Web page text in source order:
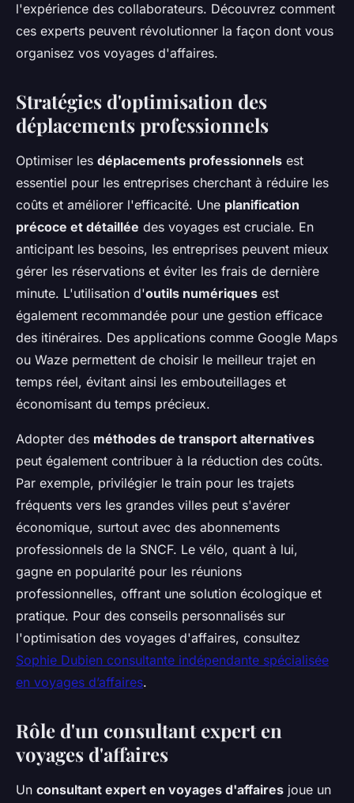
l'expérience des collaborateurs. Découvrez comment
ces experts peuvent révolutionner la façon dont vous
organisez vos voyages d'affaires.
Stratégies d'optimisation des
déplacements professionnels
Optimiser les déplacements professionnels est
essentiel pour les entreprises cherchant à réduire les
coûts et améliorer l'efficacité. Une planification
précoce et détaillée des voyages est cruciale. En
anticipant les besoins, les entreprises peuvent mieux
gérer les réservations et éviter les frais de dernière
minute. L'utilisation d'outils numériques est
également recommandée pour une gestion efficace
des itinéraires. Des applications comme Google Maps
ou Waze permettent de choisir le meilleur trajet en
temps réel, évitant ainsi les embouteillages et
économisant du temps précieux.
Adopter des méthodes de transport alternatives
peut également contribuer à la réduction des coûts.
Par exemple, privilégier le train pour les trajets
fréquents vers les grandes villes peut s'avérer
économique, surtout avec des abonnements
professionnels de la SNCF. Le vélo, quant à lui,
gagne en popularité pour les réunions
professionnelles, offrant une solution écologique et
pratique. Pour des conseils personnalisés sur
l'optimisation des voyages d'affaires, consultez
Sophie Dubien consultante indépendante spécialisée
en voyages d’affaires.
Rôle d'un consultant expert en
voyages d'affaires
Un consultant expert en voyages d'affaires joue un